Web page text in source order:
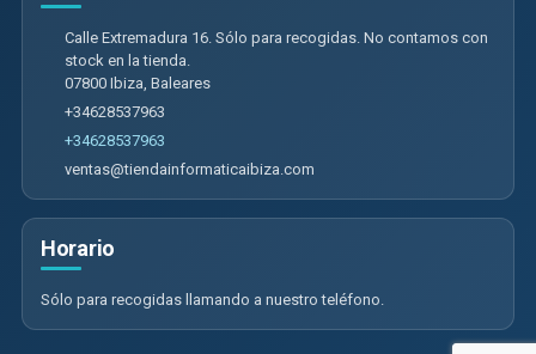
Calle Extremadura 16. Sólo para recogidas. No contamos con
stock en la tienda.
07800 Ibiza Baleares
+34628537963
+34628537963
ventas@tiendainformaticaibiza.com
Horario
Sólo para recogidas llamando a nuestro teléfono.